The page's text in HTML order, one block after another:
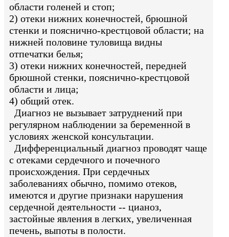
области голеней и стоп;
2) отеки нижних конечностей, брюшной
стенки и пояснично-крестцовой области; на
нижней половине туловища видны
отпечатки белья;
3) отеки нижних конечностей, передней
брюшной стенки, пояснично-крестцовой
области и лица;
4) общий отек.
Диагноз не вызывает затруднений при
регулярном наблюдении за беременной в
условиях женской консультации.
Дифференциальный диагноз проводят чаще
с отеками сердечного и почечного
происхождения. При сердечных
заболеваниях обычно, помимо отеков,
имеются и другие признаки нарушения
сердечной деятельности -- цианоз,
застойные явления в легких, увеличенная
печень, выпоты в полости.